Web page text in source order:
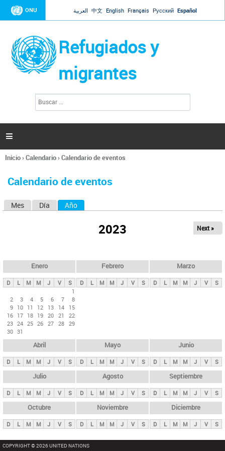
Jump to navigation
ONU العربية 中文 English Français Русский Español
Refugiados y
migrantes
l
d
s

Se
usted
Inicio›Calendario›Calendario de eventos
Calendario de eventos
s
p
n
c
i
p
l
e
s
Mes Día Año
2023 Next »
Enero
D L M M J V
S
1
2
3 4 5 6 7
8
9 10 11 12 13 14
15
16 17 18 19 20 21
22
23 24 25 26 27 28 29
30 31
Febrero
D L M M J V S
Marzo
D L M M J V S
Abril
D L M M J V S
Mayo
D L M M J V S
Junio
D L M M J V S
Julio
D L M M J V S
Agosto
D L M M J V S
Septiembre
D L M M J V S
Octubre
D L M M J V S
Noviembre
D L M M J V S
Diciembre
D L M M J V S
COPYRIGHT © 2026 UNITED NATIONS